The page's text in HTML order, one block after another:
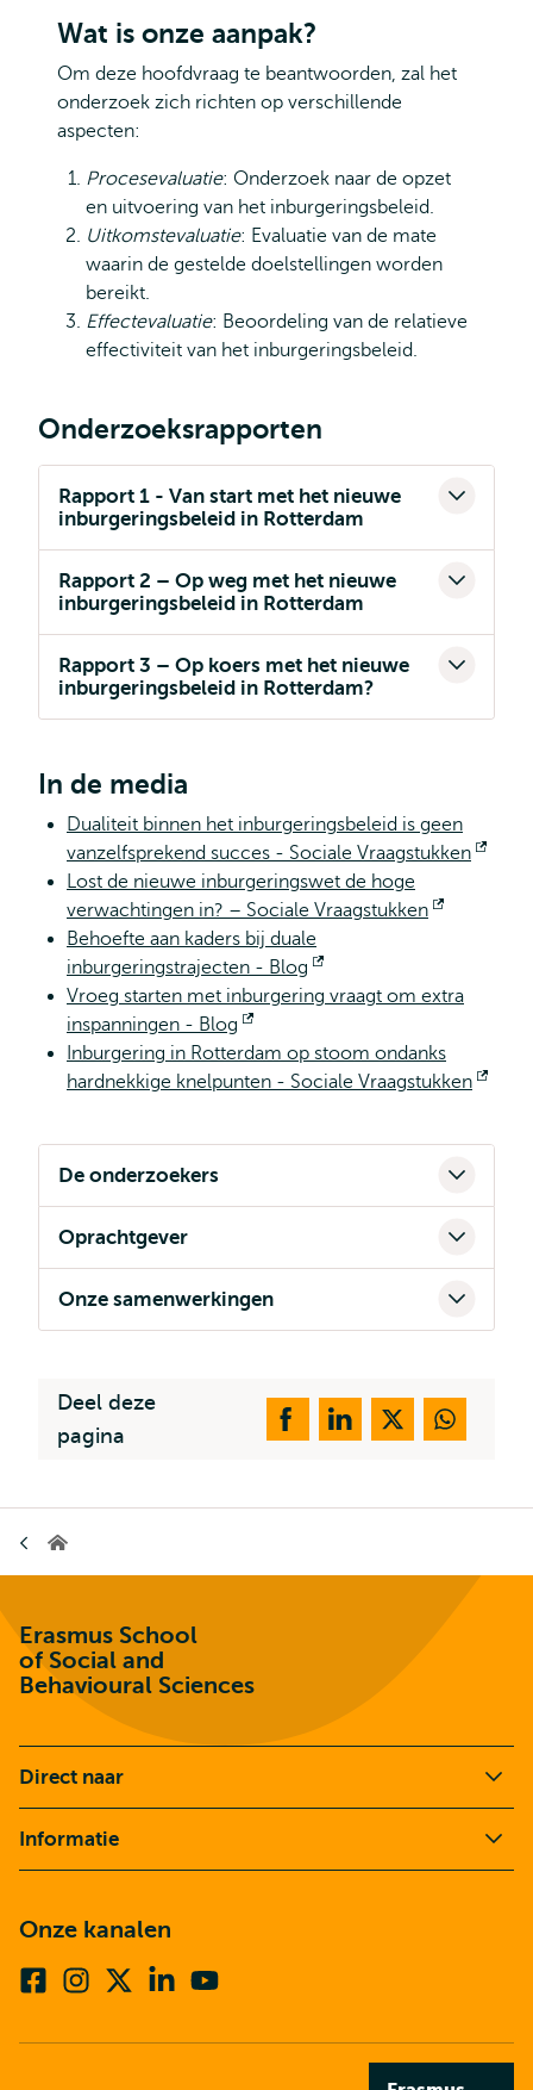
Wat is onze aanpak?
Om deze hoofdvraag te beantwoorden, zal het
onderzoek zich richten op verschillende
aspecten:
Procesevaluatie: Onderzoek naar de opzet
en uitvoering van het inburgeringsbeleid.
Uitkomstevaluatie: Evaluatie van de mate
waarin de gestelde doelstellingen worden
bereikt.
Effectevaluatie: Beoordeling van de relatieve
effectiviteit van het inburgeringsbeleid.
Onderzoeksrapporten
Rapport 1 - Van start met het nieuwe
inburgeringsbeleid in Rotterdam
Rapport 2 – Op weg met het nieuwe
inburgeringsbeleid in Rotterdam
Rapport 3 – Op koers met het nieuwe
inburgeringsbeleid in Rotterdam?
In de media
Dualiteit binnen het inburgeringsbeleid is geen
vanzelfsprekend succes - Sociale Vraagstukken
Lost de nieuwe inburgeringswet de hoge
verwachtingen in? – Sociale Vraagstukken
Behoefte aan kaders bij duale
inburgeringstrajecten - Blog
extern
Vroeg starten met inburgering vraagt om extra
inspanningen - Blog
extern
Inburgering in Rotterdam op stoom ondanks
hardnekkige knelpunten - Sociale Vraagstukken
De onderzoekers
Oprachtgever
Onze samenwerkingen
Deel deze
pagina
Erasmus
Behavioural
Sciences
Erasmus School
of Social and
Behavioural Sciences
Direct naar
Informatie
Onze kanalen
FacebookInstagram
twitter)
Linkedin